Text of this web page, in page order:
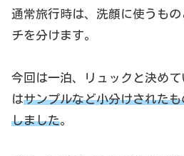
通常旅行時は、洗顔に使うも
チを分けます。
今回は一泊、リュックと決め
はサンプルなど小分けされた
しました。